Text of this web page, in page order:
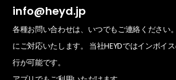
info@heyd.jp
各種お問い合わせは、いつでもご連絡ください
にご対応いたします。 当社HEYDではインボイ
行が可能です。